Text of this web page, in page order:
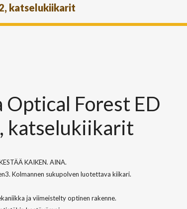
katselukiikarit
Optical Forest ED
katselukiikarit
KAIKEN. AINA.
Kolmannen sukupolven luotettava kiikari.
ja viimeistelty optinen rakenne.